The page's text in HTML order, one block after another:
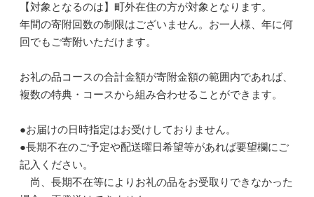
【対象となるのは】町外在住の方が対象となります。
年間の寄附回数の制限はございません。お一人様、年に何
回でもご寄附いただけます。
お礼の品コースの合計金額が寄附金額の範囲内であれば、
複数の特典・コースから組み合わせることができます。
●お届けの日時指定はお受けしておりません。
●長期不在のご予定や配送曜日希望等があれば要望欄にご
記入ください。
尚、長期不在等によりお礼の品をお受取りできなかった